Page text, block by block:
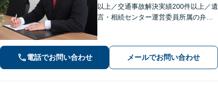
以上／交通事故解決実績200件以上／遺
言・相続センター運営委員所属の弁護
ください。きめ細やかで丁寧な対応が
モットーです。
電話でお問い合わせ メールでお問い合わせ